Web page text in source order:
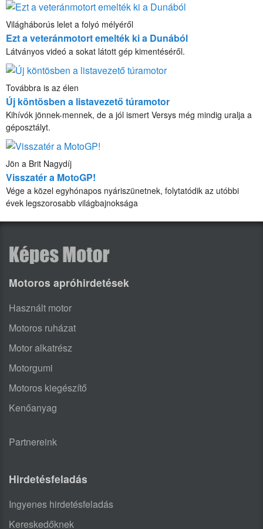
Világháborús lelet a folyó mélyéről
Ezt a veteránmotort emelték ki a Dunából
Látványos videó a sokat látott gép kimentéséről.
Továbbra is az élen
Új köntösben a listavezető túramotor
Kihívók jönnek-mennek, de a jól ismert Versys még mindig uralja a
géposztályt.
Jön a Brit Nagydíj
Visszatér a MotoGP!
Vége a közel egyhónapos nyáriszünetnek, folytatódik az utóbbi
évek legszorosabb világbajnoksága
Motoros apróhirdetések
Használt motor
Motoros ruházat
Motor alkatrész
Motorgumi
Motoros kiegészítő
Kenőanyag
Partnereink
Hirdetésfeladás
Ingyenes hirdetésfeladás
Kereskedőknek